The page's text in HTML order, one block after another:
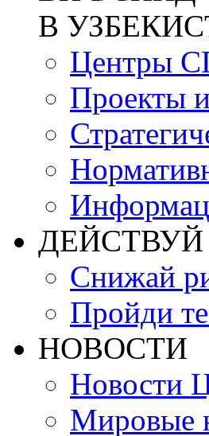
В
Центры
Проекты
ДЕЙСТВУЙ
Снижай
Пройди
НОВОСТИ
Новости
Мировые